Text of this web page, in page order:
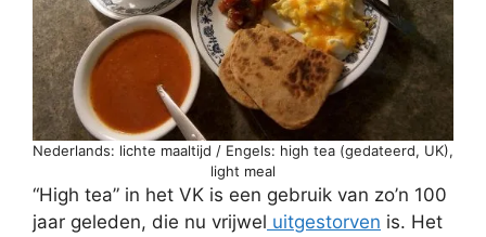
Nederlands: lichte maaltijd / Engels: high tea (gedateerd, UK),
light meal
“High tea” in het VK is een gebruik van zo’n 100
jaar geleden, die nu vrijwel uitgestorven is. Het